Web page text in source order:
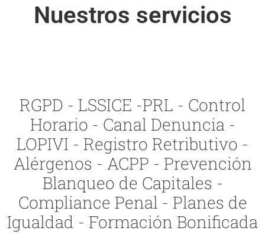
Nuestros servicios
RGPD - LSSICE -PRL - Control
Horario - Canal Denuncia -
LOPIVI - Registro Retributivo -
Alérgenos - ACPP - Prevención
Blanqueo de Capitales -
Compliance Penal - Planes de
Igualdad - Formación Bonificada